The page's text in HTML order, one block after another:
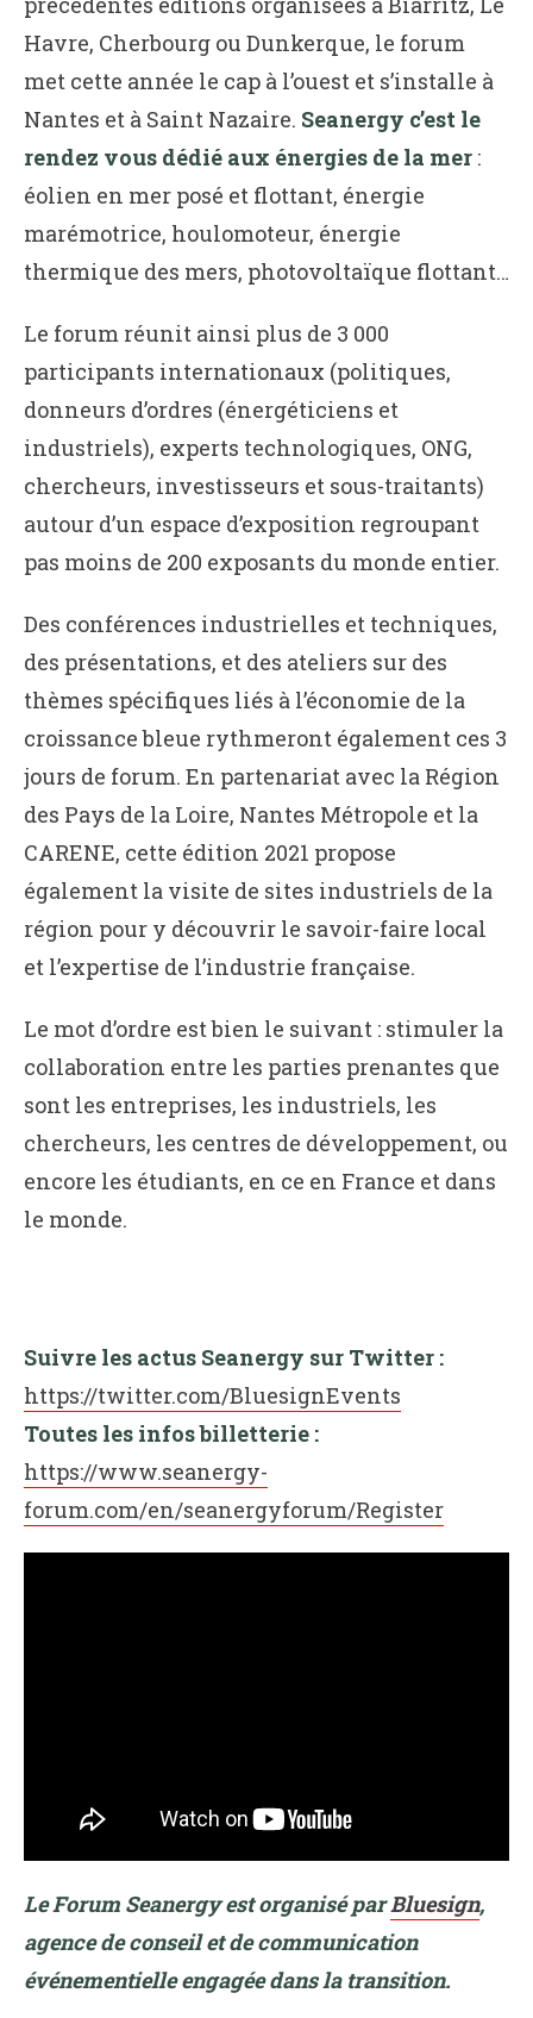
Havre, Cherbourg ou Dunkerque, le forum
met cette année le cap à l’ouest et s’installe à
Nantes et à Saint Nazaire. Seanergy c’est le
rendez vous dédié aux énergies de la mer :
éolien en mer posé et flottant, énergie
marémotrice, houlomoteur, énergie
thermique des mers, photovoltaïque flottant…
Le forum réunit ainsi plus de 3 000
participants internationaux (politiques,
donneurs d’ordres (énergéticiens et
industriels), experts technologiques, ONG,
chercheurs, investisseurs et sous-traitants)
autour d’un espace d’exposition regroupant
pas moins de 200 exposants du monde entier.
Des conférences industrielles et techniques,
des présentations, et des ateliers sur des
thèmes spécifiques liés à l’économie de la
croissance bleue rythmeront également ces 3
jours de forum. En partenariat avec la Région
des Pays de la Loire, Nantes Métropole et la
CARENE, cette édition 2021 propose
également la visite de sites industriels de la
région pour y découvrir le savoir-faire local
et l’expertise de l’industrie française.
Le mot d’ordre est bien le suivant : stimuler la
collaboration entre les parties prenantes que
sont les entreprises, les industriels, les
chercheurs, les centres de développement, ou
encore les étudiants, en ce en France et dans
le monde.
Suivre les actus Seanergy sur Twitter :
https://twitter.com/BluesignEvents
Toutes les infos billetterie :
https://www.seanergy-
forum.com/en/seanergyforum/Register
Le Forum Seanergy est organisé parBluesign,
agence de conseil et de communication
événementielle engagée dans la transition.